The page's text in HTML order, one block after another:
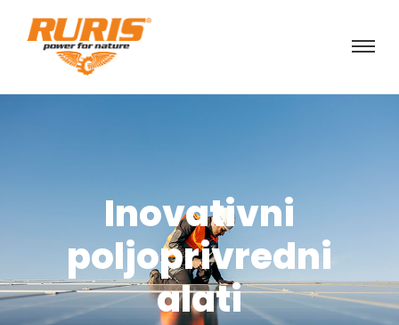
Inovativni
poljoprivredni
alati